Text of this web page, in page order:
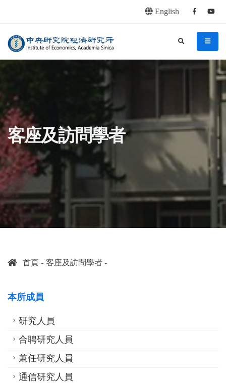
English Facebook
中央研究院經濟研究所 menu
search
客座及訪問學者
首頁 客座及訪問學者
本所成員
研究人員
合聘研究人員
兼任研究人員
通信研究人員